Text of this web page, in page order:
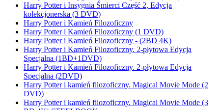
Harry Potter i Insygnia Śmierci Część 2, Edycja
kolekcjonerska (3 DVD)
Harry Potter i Kamień Filozoficzny
Harry Potter i Kamień Filozoficzny (1 DVD)
Harry Potter i Kamień Filozoficzny - (2BD 4K)
Harry Potter i Kamień Filozoficzny. 2-płytowa Edycja
Specjalna (1BD+1DVD)
Harry Potter i Kamień Filozoficzny. 2-płytowa Edycja
Specjalna (2DVD)
Harry Potter i kamień filozoficzny. Magical Movie Mode (2
DVD)
Harry Potter i kamień filozoficzny. Magical Movie Mode (3